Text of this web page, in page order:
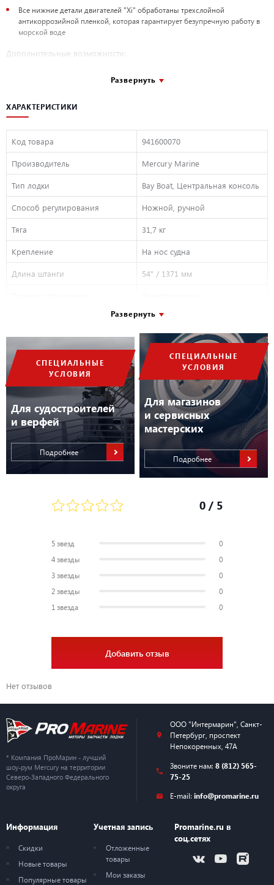
СПЕЦИАЛЬНЫЕ
УСЛОВИЯ
Для судостроителей
и верфей
Подробнее
СПЕЦИАЛЬНЫЕ
УСЛОВИЯ
Для магазинов
и сервисных
мастерских
Подробнее
Все нижние детали двигателей "Xi" обработаны трехслойной
антикоррозийной пленкой, которая гарантирует безупречную работу в
морской воде
Дополнительные возможности:
Прочный композитный вал с пожизненной гарантией;
Цифровое управление, увеличивающее срок службы батареи до 5 раз;
Продуманная рулевая трансмиссия
Развернуть
ХАРАКТЕРИСТИКИ
Код товара 941600070
Производитель Mercury Marine
Тип лодки Bay Boat, Центральная консоль
Способ регулирования Ножной, ручной
Тяга 31,7 кг
Крепление На нос судна
Длина штанги 54" / 1371 мм
24 В
Условия применения Соленая вода
GPS Включен
Развернуть
0 / 5
5 звезд
0
4 звезды
0
3 звезды
0
2 звезды
0
1 звезда
0
Добавить отзыв
Нет отзывов
* Компания ПроМарин - лучший
шоу-рум Mercury на территории
Северо-Западного Федерального
округа
ООО "Интермарин" Санкт-
Петербург, проспект
Непокоренных, 47А
Звоните нам: 8 (812) 565-
75-25
E-mail: info@promarine.ru
Информация
Скидки
Новые товары
Популярные товары
Учетная запись
Отложенные
товары
Мои заказы
Promarine.ru в
соц.сетях